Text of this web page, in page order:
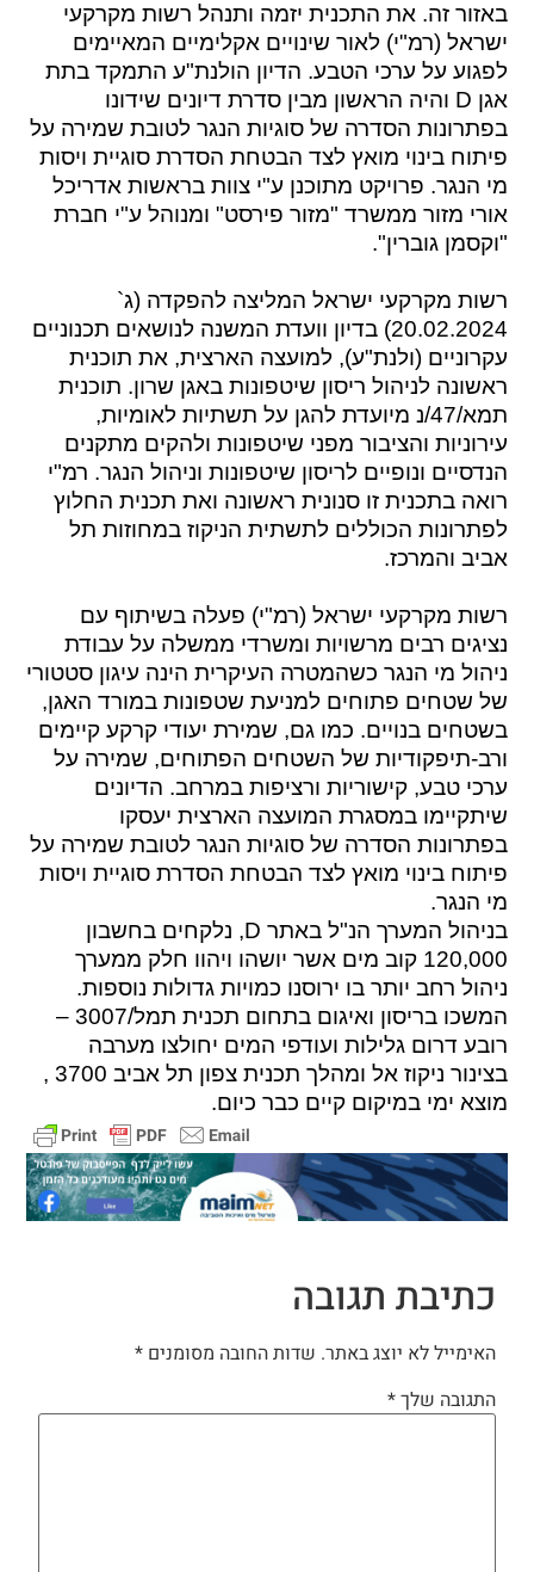
באזור זה. את התכנית יזמה ותנהל רשות מקרקעי
ישראל (רמ"י) לאור שינויים אקלימיים המאיימים
לפגוע על ערכי הטבע. הדיון הולנת"ע התמקד בתת
אגן D והיה הראשון מבין סדרת דיונים שידונו
בפתרונות הסדרה של סוגיות הנגר לטובת שמירה על
פיתוח בינוי מואץ לצד הבטחת הסדרת סוגיית ויסות
מי הנגר. פרויקט מתוכנן ע"י צוות בראשות אדריכל
אורי מזור ממשרד "מזור פירסט" ומנוהל ע"י חברת
"וקסמן גוברין".
רשות מקרקעי ישראל המליצה להפקדה (ג`
20.02.2024) בדיון וועדת המשנה לנושאים תכנוניים
עקרוניים (ולנת"ע), למועצה הארצית, את תוכנית
ראשונה לניהול ריסון שיטפונות באגן שרון. תוכנית
תמא/47/נ מיועדת להגן על תשתיות לאומיות,
עירוניות והציבור מפני שיטפונות ולהקים מתקנים
הנדסיים ונופיים לריסון שיטפונות וניהול הנגר. רמ"י
רואה בתכנית זו סנונית ראשונה ואת תכנית החלוץ
לפתרונות הכוללים לתשתית הניקוז במחוזות תל
אביב והמרכז.
רשות מקרקעי ישראל (רמ"י) פעלה בשיתוף עם
נציגים רבים מרשויות ומשרדי ממשלה על עבודת
ניהול מי הנגר כשהמטרה העיקרית הינה עיגון סטטורי
של שטחים פתוחים למניעת שטפונות במורד האגן,
בשטחים בנויים. כמו גם, שמירת יעודי קרקע קיימים
ורב-תיפקודיות של השטחים הפתוחים, שמירה על
ערכי טבע, קישוריות ורציפות במרחב. הדיונים
שיתקיימו במסגרת המועצה הארצית יעסקו
בפתרונות הסדרה של סוגיות הנגר לטובת שמירה על
פיתוח בינוי מואץ לצד הבטחת הסדרת סוגיית ויסות
מי הנגר.
בניהול המערך הנ"ל באתר D, נלקחים בחשבון
120,000 קוב מים אשר יושהו ויהוו חלק ממערך
ניהול רחב יותר בו ירוסנו כמויות גדולות נוספות.
המשכו בריסון ואיגום בתחום תכנית תמל/3007 –
רובע דרום גלילות ועודפי המים יחולצו מערבה
בצינור ניקוז אל ומהלך תכנית צפון תל אביב 3700 ,
מוצא ימי במיקום קיים כבר כיום.
כתיבת תגובה
האימייל לא יוצג באתר. שדות החובה מסומנים *
התגובה שלך*